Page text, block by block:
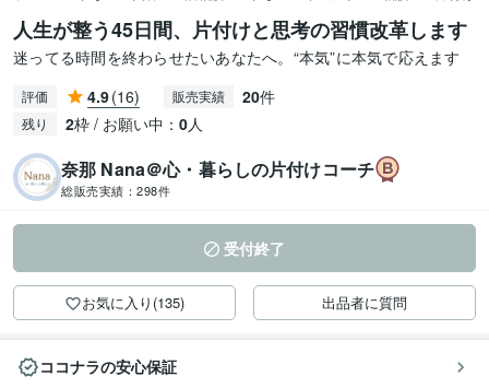
人生が整う45日間、片付けと思考の習慣改革します
迷ってる時間を終わらせたいあなたへ。“本気”に本気で応えます
評価 4.9(16) 販売実績 20件
残り 2枠 / お願い中： 0人
奈那 Nana＠心・暮らしの片付けコーチ
総販売実績： 298件
受付終了
お気に入り(135) 出品者に質問
ココナラの安心保証